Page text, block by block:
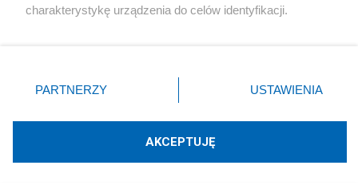
Technologię dostarcza:W3media.pl
charakterystykę urządzenia do celów identyfikacji.
zmienić/wycofać klikając przycisk ustawień prywatności
znajdujący się w lewym dolnym rogu strony
rodzaje przetwarzania danych nie wymagają zgody
użytkownika, ale masz prawo sprzeciwić się takiemu
PARTNERZY USTAWIENIA
AKCEPTUJĘ